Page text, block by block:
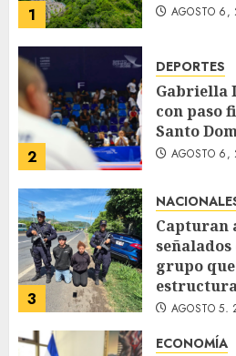
1 AGOSTO 6,
2
DEPORTES
Gabriella
con paso
Santo
AGOSTO 6,
3
Capturan
grupo
AGOSTO 5,
ECONOMÍA